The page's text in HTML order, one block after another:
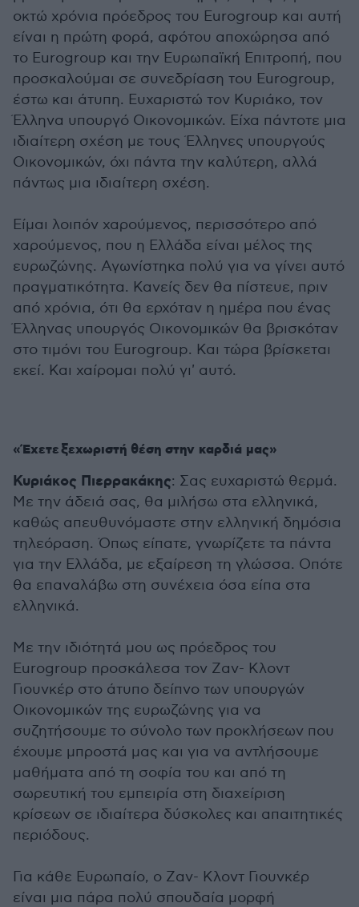
οκτώ χρόνια πρόεδρος του Eurogroup και αυτή
είναι η πρώτη φορά, αφότου αποχώρησα από
το Eurogroup και την Ευρωπαϊκή Επιτροπή, που
προσκαλούμαι σε συνεδρίαση του Eurogroup,
έστω και άτυπη. Ευχαριστώ τον Κυριάκο, τον
Έλληνα υπουργό Οικονομικών. Είχα πάντοτε μια
ιδιαίτερη σχέση με τους Έλληνες υπουργούς
Οικονομικών, όχι πάντα την καλύτερη, αλλά
πάντως μια ιδιαίτερη σχέση.
Είμαι λοιπόν χαρούμενος, περισσότερο από
χαρούμενος, που η Ελλάδα είναι μέλος της
ευρωζώνης. Αγωνίστηκα πολύ για να γίνει αυτό
πραγματικότητα. Κανείς δεν θα πίστευε, πριν
από χρόνια, ότι θα ερχόταν η ημέρα που ένας
Έλληνας υπουργός Οικονομικών θα βρισκόταν
στο τιμόνι του Eurogroup. Και τώρα βρίσκεται
εκεί. Και χαίρομαι πολύ γι' αυτό.
«Έχετεξεχωριστή θέση στην καρδιά μας»
Κυριάκος Πιερρακάκης: Σας ευχαριστώ θερμά.
Με την άδειά σας, θα μιλήσω στα ελληνικά,
καθώς απευθυνόμαστε στην ελληνική δημόσια
τηλεόραση. Όπως είπατε, γνωρίζετε τα πάντα
για την Ελλάδα, με εξαίρεση τη γλώσσα. Οπότε
θα επαναλάβω στη συνέχεια όσα είπα στα
ελληνικά.
Με την ιδιότητά μου ως πρόεδρος του
Eurogroup προσκάλεσα τον Ζαν- Κλοντ
Γιουνκέρ στο άτυπο δείπνο των υπουργών
Οικονομικών της ευρωζώνης για να
συζητήσουμε το σύνολο των προκλήσεων που
έχουμε μπροστά μας και για να αντλήσουμε
μαθήματα από τη σοφία του και από τη
σωρευτική του εμπειρία στη διαχείριση
κρίσεων σε ιδιαίτερα δύσκολες και απαιτητικές
περιόδους.
Για κάθε Ευρωπαίο, ο Ζαν- Κλοντ Γιουνκέρ
είναι μια πάρα πολύ σπουδαία μορφή